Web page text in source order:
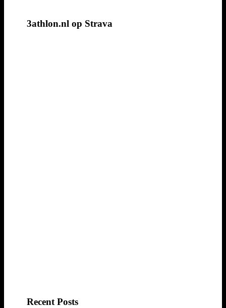
3athlon.nl op Strava
Recent Posts